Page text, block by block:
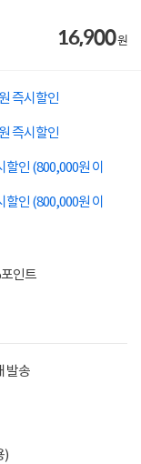
16,900원
즉시할인
즉시할인
인 (800,000원 이
인 (800,000원 이
포인트
발송
)